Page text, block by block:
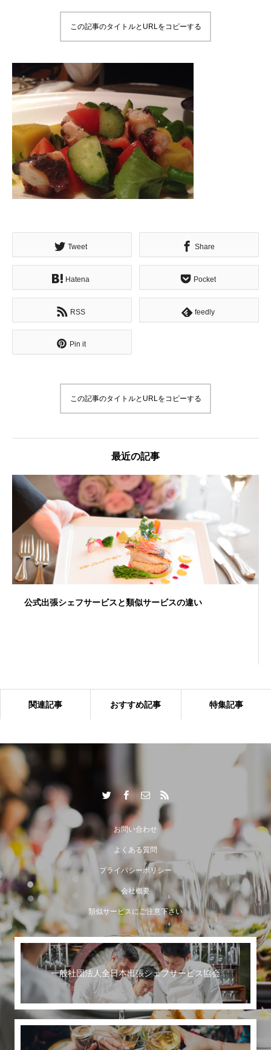
この記事のタイトルとURLをコピーする
Tweet Share
Hatena Pocket
RSS feedly
Pin it
この記事のタイトルとURLをコピーする
最近の記事
公式出張シェフサービスと類似サービスの違い
出張シェフサービスならではの付加価値とは？
世界に誇る日本のおもてなし
関連記事 おすすめ記事 特集記事
お問い合わせ
よくある質問
プライバシーポリシー
会社概要
類似サービスにご注意下さい
一般社団法人全日本出張シェフサービス協会